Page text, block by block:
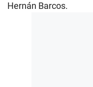
Hernán Barcos.